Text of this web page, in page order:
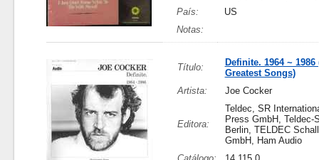
País:
US
Notas:
Título:
Definite. 1964 ~ 1986
Greatest Songs)
Artista:
Joe Cocker
Editora:
Teldec, SR
Press GmbH, Teldec-
Berlin, TELDEC
GmbH, Ham Audio